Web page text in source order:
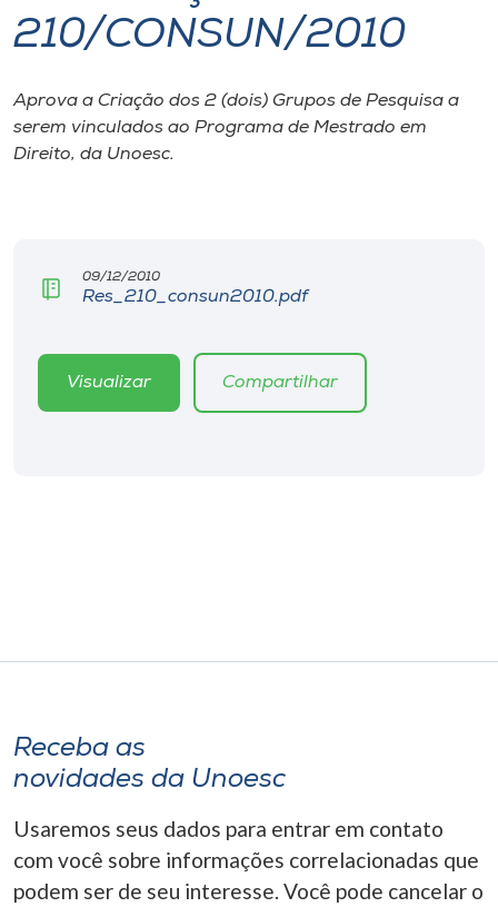
I.nova
Diplomados
Editora
A+
210/CONSUN/2010
Aprova a Criação dos 2 (dois) Grupos de Pesquisa a
serem vinculados ao Programa de Mestrado em
Direito, da Unoesc.
09/12/2010
Res_210_consun2010.pdf
Visualizar Compartilhar
Receba as
novidades da Unoesc
Usaremos seus dados para entrar em contato
com você sobre informações correlacionadas que
podem ser de seu interesse. Você pode cancelar o